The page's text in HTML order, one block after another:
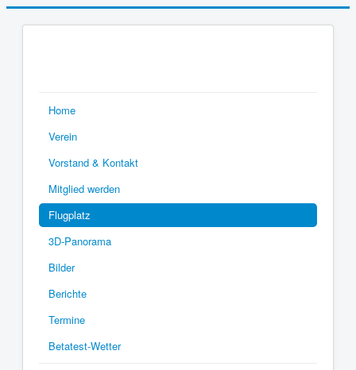
Home
Verein
Vorstand & Kontakt
Mitglied werden
Flugplatz
3D-Panorama
Bilder
Berichte
Termine
Betatest-Wetter